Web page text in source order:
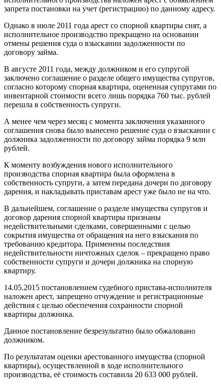
запрета постановки на учет (регистрацию) по данному адресу.
Однако в июле 2011 года арест со спорной квартиры снят, а
исполнительное производство прекращено на основании
отмены решения суда о взыскании задолженности по
договору займа.
В августе 2011 года, между должником и его супругой
заключено соглашение о разделе общего имущества супругов,
согласно которому спорная квартира, оцененная супругами по
инвентарной стоимости всего лишь порядка 760 тыс. рублей
перешла в собственность супруги.
А менее чем через месяц с момента заключения указанного
соглашения снова было вынесено решение суда о взыскании с
должника задолженности по договору займа порядка 9 млн
рублей.
К моменту возбуждения нового исполнительного
производства спорная квартира была оформлена в
собственность супруги, а затем передана дочери по договору
дарения, и накладывать приставам арест уже было не на что.
В дальнейшем, соглашение о разделе имущества супругов и
договор дарения спорной квартиры признаны
недействительными сделками, совершенными с целью
сокрытия имущества от обращения на него взыскания по
требованию кредитора. Применены последствия
недействительности ничтожных сделок – прекращено право
собственности супруги и дочери должника на спорную
квартиру.
14.05.2015 постановлением судебного пристава-исполнителя
наложен арест, запрещено отчуждение и регистрационные
действия с целью обеспечения сохранности спорной
квартиры должника.
Данное постановление безрезультатно было обжаловано
должником.
По результатам оценки арестованного имущества (спорной
квартиры), осуществленной в ходе исполнительного
производства, её стоимость составила 20 633 000 рублей.